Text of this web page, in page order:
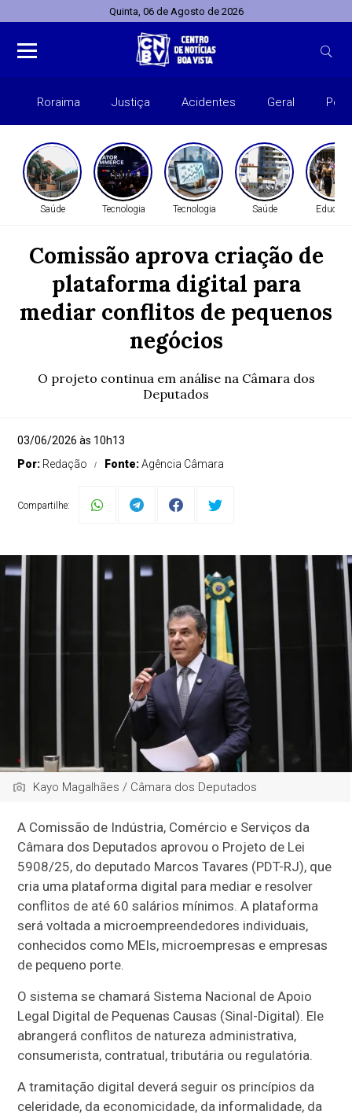
Quinta, 06 de Agosto de 2026
Roraima Justiça Acidentes Geral
Saúde Tecnologia Tecnologia Saúde
Comissão aprova criação de
plataforma digital para
mediar conflitos de pequenos
negócios
O projeto continua em análise na Câmara dos
Deputados
03/06/2026 às 10h13
Por: Redação Fonte:Agência Câmara
Compartilhe:
Kayo Magalhães / Câmara dos Deputados
A Comissão de Indústria, Comércio e Serviços da
Câmara dos Deputados aprovou o Projeto de Lei
5908/25, do deputado Marcos Tavares (PDT-RJ), que
cria uma plataforma digital para mediar e resolver
conflitos de até 60 salários mínimos. A plataforma
será voltada a microempreendedores individuais,
conhecidos como MEIs, microempresas e empresas
de pequeno porte.
O sistema se chamará Sistema Nacional de Apoio
Legal Digital de Pequenas Causas (Sinal-Digital). Ele
abrangerá conflitos de natureza administrativa,
consumerista, contratual, tributária ou regulatória.
A tramitação digital deverá seguir os princípios da
celeridade, da economicidade, da informalidade, da